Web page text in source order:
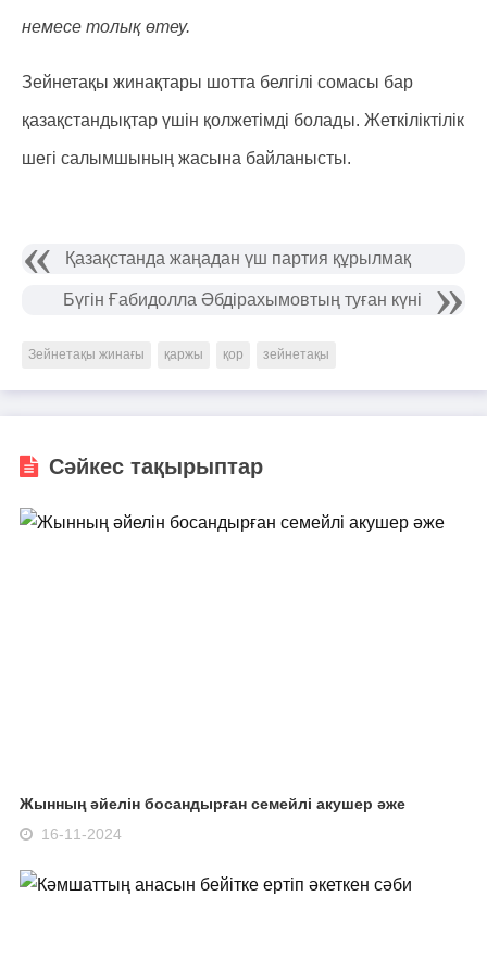
немесе толық өтеу.
Зейнетақы жинақтары шотта белгілі сомасы бар
қазақстандықтар үшін қолжетімді болады. Жеткіліктілік
шегі салымшының жасына байланысты.
Қазақстанда жаңадан үш партия құрылмақ
Бүгін Ғабидолла Әбдірахымовтың туған күні
Зейнетақы жинағы қаржы қор зейнетақы
Сәйкес тақырыптар
Жынның әйелін босандырған семейлі акушер әже
16-11-2024